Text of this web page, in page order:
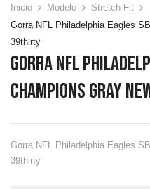
Inicio Modelo
Stretch Fit
Gorra NFL Philadelphia Eagles
39thirty
Gorra NFL
Champions Gray
Gorra NFL Philadelphia Eagles
39thirty